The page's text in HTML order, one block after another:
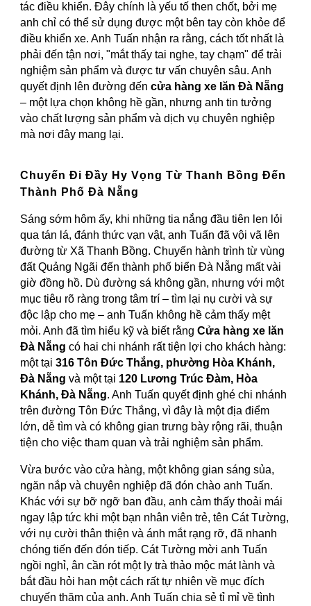
tác điều khiển. Đây chính là yếu tố then chốt, bởi mẹ
anh chỉ có thể sử dụng được một bên tay còn khỏe để
điều khiển xe. Anh Tuấn nhận ra rằng, cách tốt nhất là
phải đến tận nơi, "mắt thấy tai nghe, tay chạm" để trải
nghiệm sản phẩm và được tư vấn chuyên sâu. Anh
quyết định lên đường đếncửa hàng xe lăn Đà Nẵng
– một lựa chọn không hề gần, nhưng anh tin tưởng
vào chất lượng sản phẩm và dịch vụ chuyên nghiệp
mà nơi đây mang lại.
Chuyến Đi Đầy Hy Vọng Từ Thanh Bồng Đến
Thành Phố Đà Nẵng
Sáng sớm hôm ấy, khi những tia nắng đầu tiên len lỏi
qua tán lá, đánh thức vạn vật, anh Tuấn đã vội vã lên
đường từ Xã Thanh Bồng. Chuyến hành trình từ vùng
đất Quảng Ngãi đến thành phố biển Đà Nẵng mất vài
giờ đồng hồ. Dù đường sá không gần, nhưng với một
mục tiêu rõ ràng trong tâm trí – tìm lại nụ cười và sự
độc lập cho mẹ – anh Tuấn không hề cảm thấy mệt
mỏi. Anh đã tìm hiểu kỹ và biết rằngCửa hàng xe lăn
Đà Nẵng có hai chi nhánh rất tiện lợi cho khách hàng:
một tại316 Tôn Đức Thắng, phường Hòa Khánh,
Đà Nẵng và một tại 120 Lương Trúc Đàm, Hòa
Khánh, Đà Nẵng. Anh Tuấn quyết định ghé chi nhánh
trên đường Tôn Đức Thắng, vì đây là một địa điểm
lớn, dễ tìm và có không gian trưng bày rộng rãi, thuận
tiện cho việc tham quan và trải nghiệm sản phẩm.
Vừa bước vào cửa hàng, một không gian sáng sủa,
ngăn nắp và chuyên nghiệp đã đón chào anh Tuấn.
Khác với sự bỡ ngỡ ban đầu, anh cảm thấy thoải mái
ngay lập tức khi một bạn nhân viên trẻ, tên Cát Tường,
với nụ cười thân thiện và ánh mắt rạng rỡ, đã nhanh
chóng tiến đến đón tiếp. Cát Tường mời anh Tuấn
ngồi nghỉ, ân cần rót một ly trà thảo mộc mát lành và
bắt đầu hỏi han một cách rất tự nhiên về mục đích
chuyến thăm của anh. Anh Tuấn chia sẻ tỉ mỉ về tình